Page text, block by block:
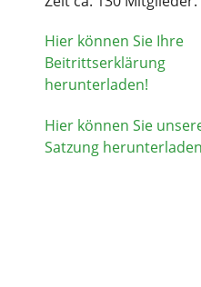
Hier können Sie Ihre
Beitrittserklärung
herunterladen!
Hier können Sie
Satzung